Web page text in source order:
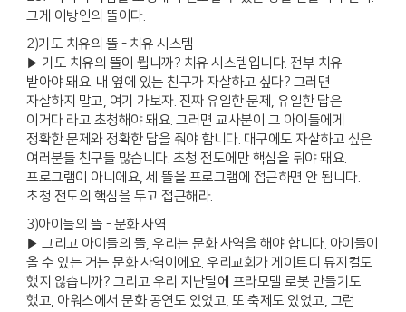
그게 이방인의 뜰이다.
2)기도 치유의 뜰 - 치유 시스템
▶ 기도 치유의 뜰이 뭡니까? 치유 시스템입니다. 전부 치유
받아야 돼요. 내 옆에 있는 친구가 자살하고 싶다? 그러면
자살하지 말고, 여기 가보자. 진짜 유일한 문제, 유일한 답은
이거다 라고 초청해야 돼요. 그러면 교사분이 그 아이들에게
정확한 문제와 정확한 답을 줘야 합니다. 대구에도 자살하고 싶은
여러분들 친구들 많습니다. 초청 전도에만 핵심을 둬야 돼요.
프로그램이 아니에요, 세 뜰을 프로그램에 접근하면 안 됩니다.
초청 전도의 핵심을 두고 접근해라.
3)아이들의 뜰 - 문화 사역
▶ 그리고 아이들의 뜰, 우리는 문화 사역을 해야 합니다. 아이들이
올 수 있는 거는 문화 사역이에요. 우리교회가 게이트디 뮤지컬도
했지 않습니까? 그리고 우리 지난달에 프라모델 로봇 만들기도
했고, 아워스에서 문화 공연도 있었고, 또 축제도 있었고, 그런